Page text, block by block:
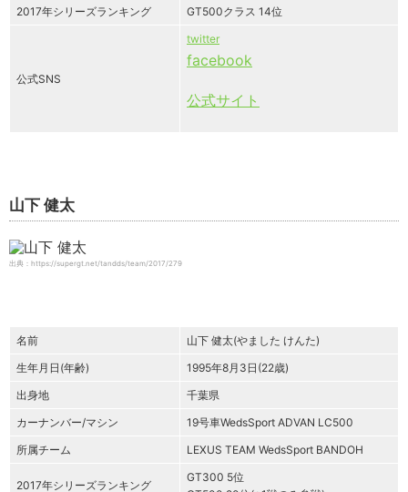
2017年シリーズランキング
GT500クラス 14位
公式SNS
twitter
facebook
公式サイト
山下 健太
出典：https://supergt.net/tandds/team/2017/279
名前
山下 健太(やました けんた)
生年月日(年齢)
1995年8月3日(22歳)
出身地
千葉県
カーナンバー/マシン
19号車WedsSport ADVAN LC500
所属チーム
LEXUS TEAM WedsSport BANDOH
2017年シリーズランキング
GT300 5位